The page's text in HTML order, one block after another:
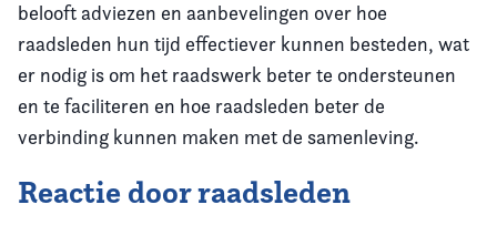
belooft adviezen en aanbevelingen over hoe
raadsleden hun tijd effectiever kunnen besteden, wat
er nodig is om het raadswerk beter te ondersteunen
en te faciliteren en hoe raadsleden beter de
verbinding kunnen maken met de samenleving.
Reactie door raadsleden